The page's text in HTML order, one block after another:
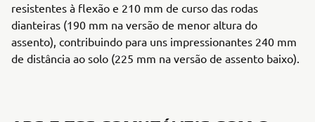
resistentes à flexão e 210 mm de curso das rodas
dianteiras (190 mm na versão de menor altura do
assento), contribuindo para uns impressionantes 240 mm
de distância ao solo (225 mm na versão de assento baixo).